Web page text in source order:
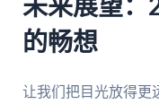
未来展望：
的畅想
让我们把目光放得更